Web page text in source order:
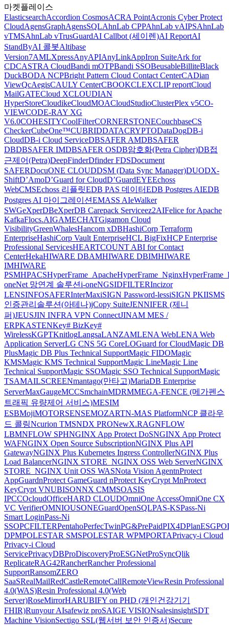
마켓플레이스
ElasticsearchAccordion CosmosACRA PointAcronis Cyber Protect
CloudAgensGraphAgensSQLAhnLab CPPAhnLab vAIPSAhnLab
vTMSAhnLab vTrusGuardAI Callbot (세이렌)AI ReportAI
StandByAI 콜봇Altibase
Version7AMLXpressAnyAPIAnyLinkAppIron SuiteArk for
CDCASTRA CloudBandi mOTPBandi SSOBeusableBilliteBlack
DuckBODA NCPBright Pattern Cloud Contact CenterCADian
ViewQcAegisCAULY CenterCBOOKCLEXCLIP reportCloud
MailGATECloud XCLOUDIAN
HyperStoreCloudikeCloudMOACloudStudioClusterPlex v5CO-
VIEWCODE-RAY XG
V6.0COHESITYCoolFilterCORNERSTONECouchbaseCS
CheckerCubeOne™CUBRIDDATACRYPTODataDogDB-i
CloudDB-i Cloud ServiceDBSAFER AMDBSAFER
DBDBSAFER IMDBSAFER OSDB암호화(Petra Cipher)DB접
근제어(Petra)DeepFinderDfinder FDSDocument
SAFERDocuONE CLOUDDSM (Data Sync Manager)DUODX-
ShiftD’AmoD’Guard for CloudD’GuardEYEEchoss
WebCMSEchoss 리플릿EDB PAS 데이터EDB Postgres AIEDB
Postgres AI 마이그레이션EMASS AIeWalker
SWGeXperDBeXperDB Carepack Serviceez2AIFelice for Apache
KafkaFlocs.AIGAMECHATGigamon Cloud
VisibilityGreenWhalesHancom xDBHashiCorp Terraform
EnterpriseHashiCorp Vault EnterpriseHCL BigFixHCP Enterprise
Professional ServicesHEARTCOUNT ABI for Contact
CenterHekaHIWARE DBAMHIWARE DBIMHIWARE
IMHIWARE
PSMHPACSHyperFrame_ApacheHyperFrame_Nginx
oneNet 망연계 솔루션i-oneNGSIDFILTERIncizor
LENSINFOSAFERInterMaxiSIGN Password-lessiSIGN PKIISMS
인증관리솔루션(아테나)jCopy SuiteJENNIFER (제니
퍼)JEUSJIN INFRA VPN ConnectJINAM MES /
ERPKASTENKey# BizKey#
WirelessKGPTKnitlogLangsaLANZAMLENA WebLENA Web
Application ServerLG CNS 5G CoreLOGuard for CloudMagic DB
PlusMagic DB Plus Technical SupportMagic FIDOMagic
KMSMagic KMS Technical SupportMagic LineMagic Line
Technical SupportMagic SSOMagic SSO Technical SupportMagic
TSAMAILSCREENmantago(만타고)MariaDB Enterprise
ServerMaxGaugeMCCSmchainMDRMMEGA-FENCE (메가펜스
트래픽 유량제어 서비스)MESIM
ESBMojiMOTORSENSEMOZARTN-MAS PlatformNCP 클라우
드 콜링Ncurion TMSNDX PRONewX.RAGNFLOW
LBMNFLOW SPHNGINX App Protect DoSNGINX App Protect
WAFNGINX Open Source SubscriptionNGINX Plus API
GatewayNGINX Plus Kubernetes Ingress ControllerNGINX Plus
Load BalancerNGINX STORE_NGINX OSS Web ServerNGINX
STORE_NGINX Unit OSS WASNota Vision AgentnProtect
AppGuardnProtect GameGuard nProtect KeyCrypt MnProtect
KeyCrypt VNUBISONNX CMMSOASIS
IPCCOcloudOfficeHARD CLOUDOmniOne AccessOmniOne CX
VC VerifierOMNIOUSONEGuardOpenSQLPAS-KSPass-Ni
Smart LoginPass-Ni
SSOPCFILTERPentahoPerfecTwinPG&PrePaidPIX4DPlanESG
DPMPOLESTAR SMSPOLESTAR WPMPORTAPrivacy-i Cloud
Privacy-i Cloud
ServicePrivacyDBProDiscoveryProESGNetProSyncQlik
ReplicateRAG42RancherRancher Professional
SupportRansomZERO
SaaSRealMailRedCastleRemoteCallRemoteViewResin Professional
4.0(WAS)Resin Professional 4.0(Web
Server)RoseMirrorHARUBIFY on PHD (개인건강기기
FHIR)Runyour AIsafewiz proSAIGE VISIONsalesinsightSDT
Machine VisionSectigo SSL(웹서버 보안 인증서)Secure